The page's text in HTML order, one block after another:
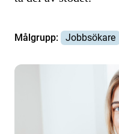
Målgrupp: Jobbsökare